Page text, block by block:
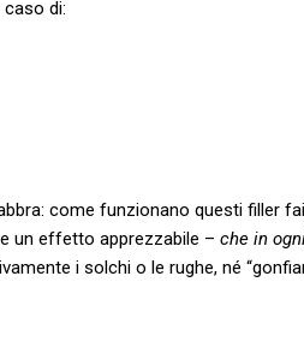
di:
come funzionano questi filler
un effetto apprezzabile – che in
i solchi o le rughe, né